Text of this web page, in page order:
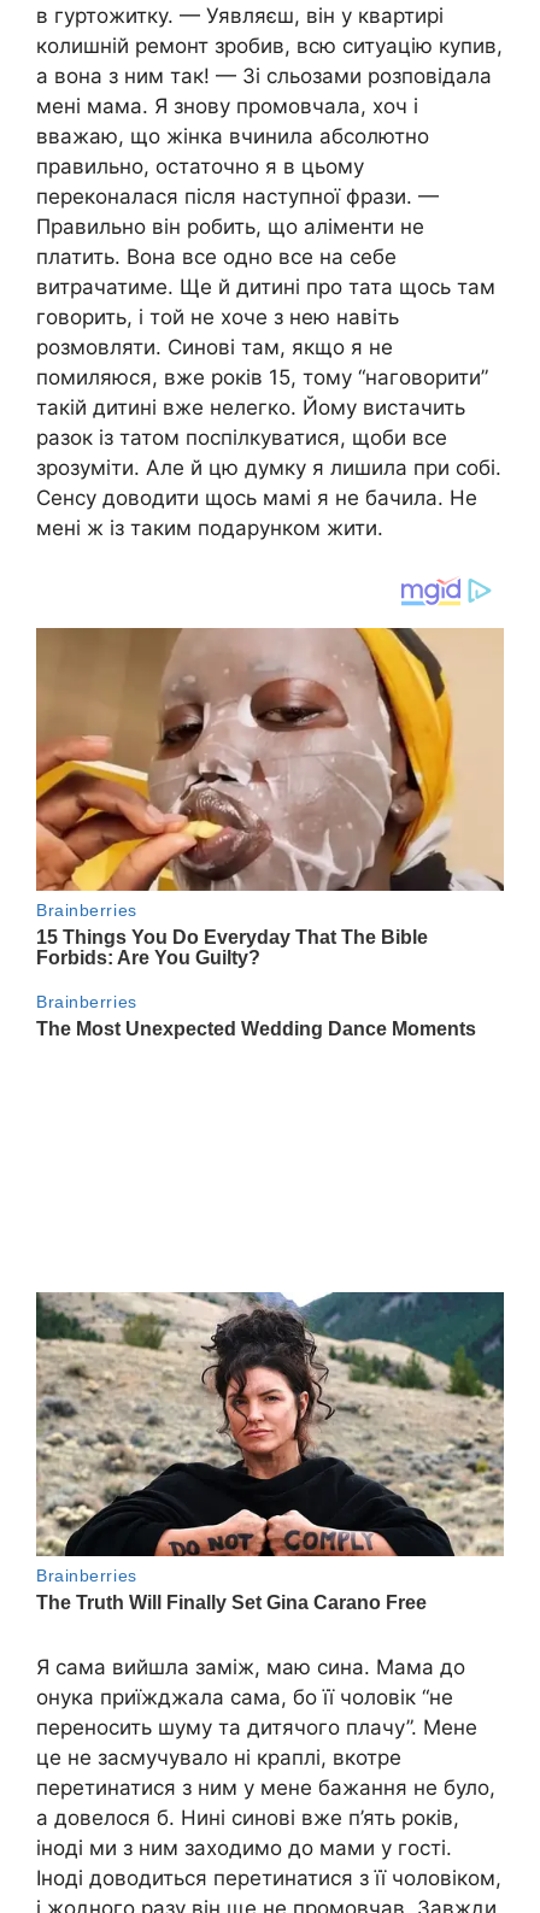
в гуртожитку. — Уявляєш, він у квартирі
колишній ремонт зробив, всю ситуацію купив,
а вона з ним так! — Зі сльозами розповідала
мені мама. Я знову промовчала, хоч і
вважаю, що жінка вчинила абсолютно
правильно, остаточно я в цьому
переконалася після наступної фрази. —
Правильно він робить, що аліменти не
платить. Вона все одно все на себе
витрачатиме. Ще й дитині про тата щось там
говорить, і той не хоче з нею навіть
розмовляти. Синові там, якщо я не
помиляюся, вже років 15, тому “наговорити”
такій дитині вже нелегко. Йому вистачить
разок із татом поспілкуватися, щоби все
зрозуміти. Але й цю думку я лишила при собі.
Сенсу доводити щось мамі я не бачила. Не
мені ж із таким подарунком жити.
Я сама вийшла заміж, маю сина. Мама до
онука приїжджала сама, бо її чоловік “не
переносить шуму та дитячого плачу”. Мене
це не засмучувало ні краплі, вкотре
перетинатися з ним у мене бажання не було,
а довелося б. Нині синові вже п’ять років,
іноді ми з ним заходимо до мами у гості.
Іноді доводиться перетинатися з її чоловіком,
і жодного разу він ще не промовчав. Завжди